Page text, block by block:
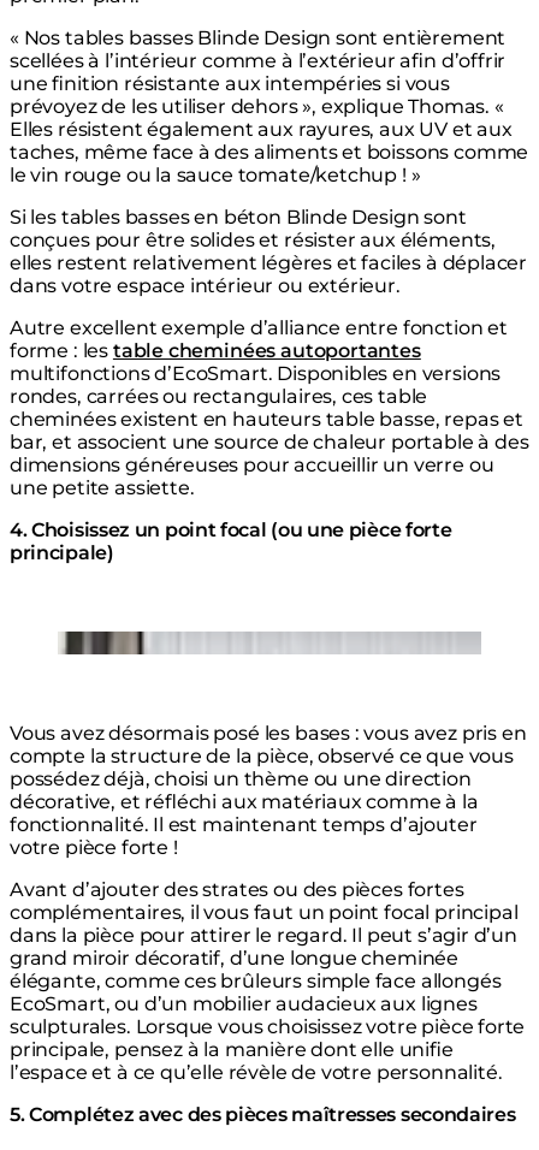
« Nos tables basses Blinde Design sont entièrement
scellées à l’intérieur comme à l’extérieur afin d’offrir
une finition résistante aux intempéries si vous
prévoyez de les utiliser dehors », explique Thomas. «
Elles résistent également aux rayures, aux UV et aux
taches, même face à des aliments et boissons comme
le vin rouge ou la sauce tomate/ketchup ! »
Si les tables basses en béton Blinde Design sont
conçues pour être solides et résister aux éléments,
elles restent relativement légères et faciles à déplacer
dans votre espace intérieur ou extérieur.
Autre excellent exemple d’alliance entre fonction et
forme : les table cheminées autoportantes
multifonctions d’EcoSmart. Disponibles en versions
rondes, carrées ou rectangulaires, ces table
cheminées existent en hauteurs table basse, repas et
bar, et associent une source de chaleur portable à des
dimensions généreuses pour accueillir un verre ou
une petite assiette.
4. Choisissez un point focal (ou une pièce forte
principale)
Loading image...
Vous avez désormais posé les bases : vous avez pris en
compte la structure de la pièce, observé ce que vous
possédez déjà, choisi un thème ou une direction
décorative, et réfléchi aux matériaux comme à la
fonctionnalité. Il est maintenant temps d’ajouter
votre pièce forte !
Avant d’ajouter des strates ou des pièces fortes
complémentaires, il vous faut un point focal principal
dans la pièce pour attirer le regard. Il peut s’agir d’un
grand miroir décoratif, d’une longue cheminée
élégante, comme ces brûleurs simple face allongés
EcoSmart, ou d’un mobilier audacieux aux lignes
sculpturales. Lorsque vous choisissez votre pièce forte
principale, pensez à la manière dont elle unifie
l’espace et à ce qu’elle révèle de votre personnalité.
5. Complétez avec des pièces maîtresses secondaires